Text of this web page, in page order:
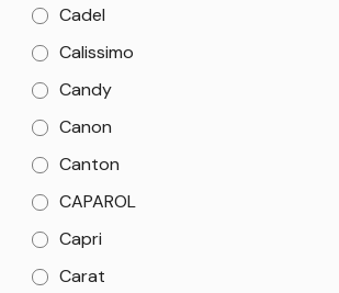
Cadel
Calissimo
Candy
Canon
Canton
CAPAROL
Capri
Carat